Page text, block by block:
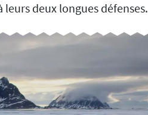
deux longues défenses.